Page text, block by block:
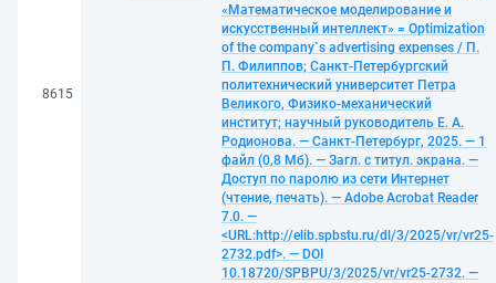
8615
«Математическое моделирование и
искусственный интеллект» = Optimization
of the company`s advertising expenses / П.
П. Филиппов; Санкт-Петербургский
политехнический университет Петра
Великого, Физико-механический
институт; научный руководитель Е. А.
Родионова. — Санкт-Петербург, 2025. — 1
файл (0,8 Мб). — Загл. с титул. экрана. —
Доступ по паролю из сети Интернет
(чтение, печать). — Adobe Acrobat Reader
7.0. —
<URL:http://elib.spbstu.ru/dl/3/2025/vr/vr25-
2732.pdf>. — DOI
10.18720/SPBPU/3/2025/vr/vr25-2732. —